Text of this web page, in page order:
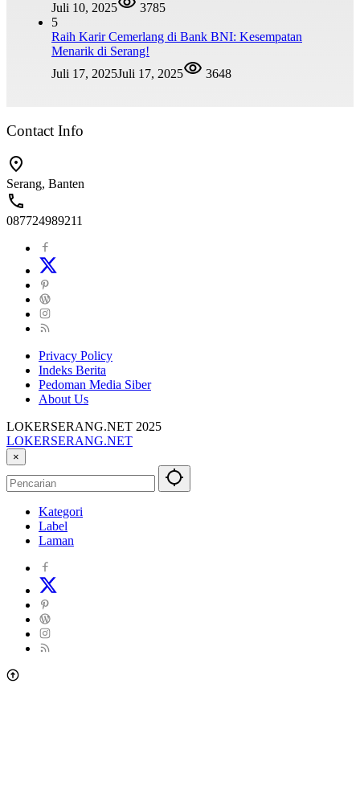
Juli 10, 2025
3785
5
Raih Karir Cemerlang di Bank BNI: Kesempatan
Menarik di Serang!
Juli 17, 2025Juli 17, 2025 3648
Contact Info
Serang, Banten
087724989211
Privacy Policy
Indeks Berita
Pedoman Media Siber
About Us
LOKERSERANG.NET 2025
LOKERSERANG.NET
Info
Lowongan
Kerja
Sekitarnya
×
Kategori
Label
Laman